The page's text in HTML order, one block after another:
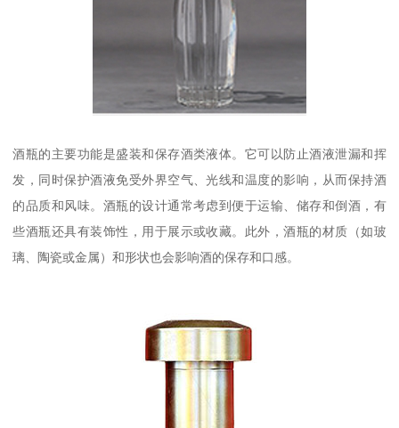
酒瓶的主要功能是盛装和保存酒类液体。它可以防止酒液泄漏和挥
发，同时保护酒液免受外界空气、光线和温度的影响，从而保持酒
的品质和风味。酒瓶的设计通常考虑到便于运输、储存和倒酒，有
些酒瓶还具有装饰性，用于展示或收藏。此外，酒瓶的材质（如玻
璃、陶瓷或金属）和形状也会影响酒的保存和口感。